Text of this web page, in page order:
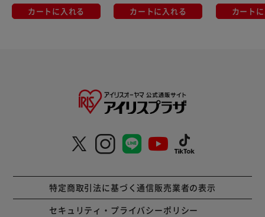
カートに入れる カートに入れる カート
特定商取引法に基づく通信販売業者の表示
セキュリティ・プライバシーポリシー